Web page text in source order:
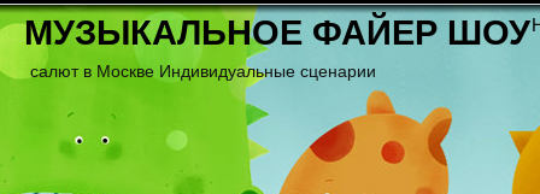
МУЗЫКАЛЬНОЕ ФАЙЕР ШОУ
салют в Москве Индивидуальные сценарии